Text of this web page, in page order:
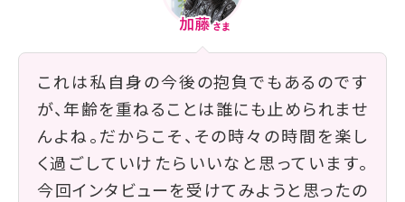
これは私自身の今後の抱負でもあるのです
が、年齢を重ねることは誰にも止められませ
んよね。だからこそ、その時々の時間を楽し
く過ごしていけたらいいなと思っています。
今回インタビューを受けてみようと思ったの